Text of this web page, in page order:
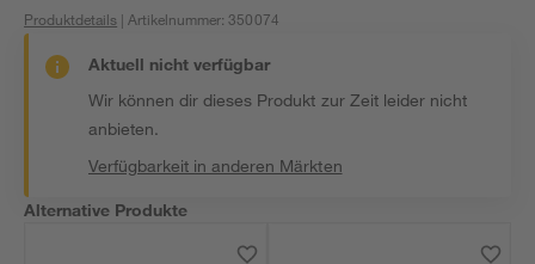
Produktdetails | Artikelnummer:350074
Aktuell nicht verfügbar
Wir können dir dieses Produkt zur Zeit leider nicht
anbieten.
Verfügbarkeit in anderen Märkten
Alternative Produkte